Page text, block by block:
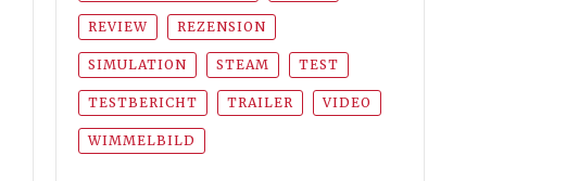
REVIEW REZENSION
SIMULATION STEAM TEST
TESTBERICHT TRAILER VIDEO
WIMMELBILD